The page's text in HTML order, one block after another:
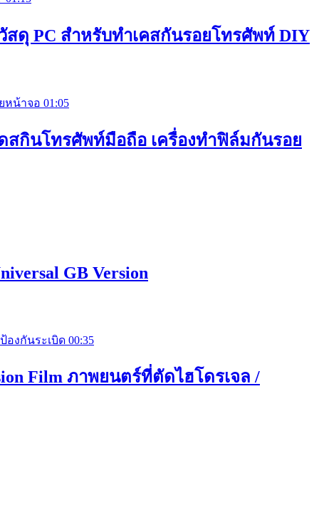
สดุ PC สำหรับทำเคสกันรอยโทรศัพท์ DIY
01:05
สกินโทรศัพท์มือถือ เครื่องทำฟิล์มกันรอย
GB Version
00:35
Film ภาพยนตร์ที่ตัดไฮโดรเจล /